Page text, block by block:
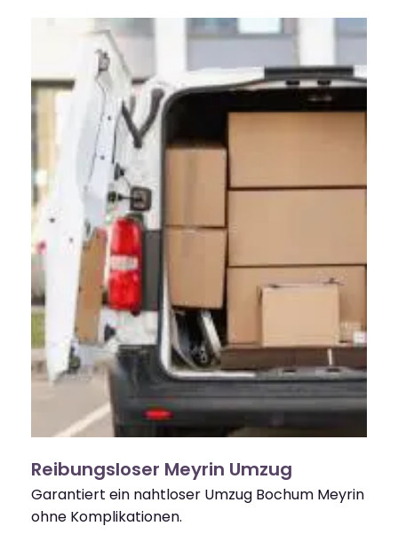
Reibungsloser Meyrin Umzug
Garantiert ein nahtloser Umzug Bochum Meyrin
ohne Komplikationen.